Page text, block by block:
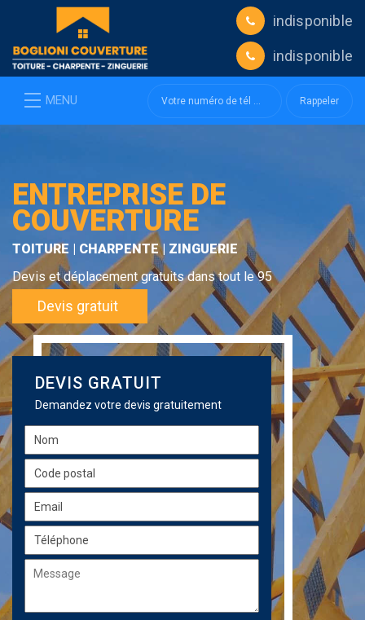
indisponible
indisponible
MENU
ENTREPRISE DE
COUVERTURE
TOITURE | CHARPENTE | ZINGUERIE
Devis et déplacement gratuits dans tout le 95
Devis gratuit
DEVIS GRATUIT
Demandez votre devis gratuitement